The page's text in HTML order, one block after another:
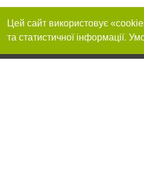
Цей сайт використовує
та статистичної інформації.